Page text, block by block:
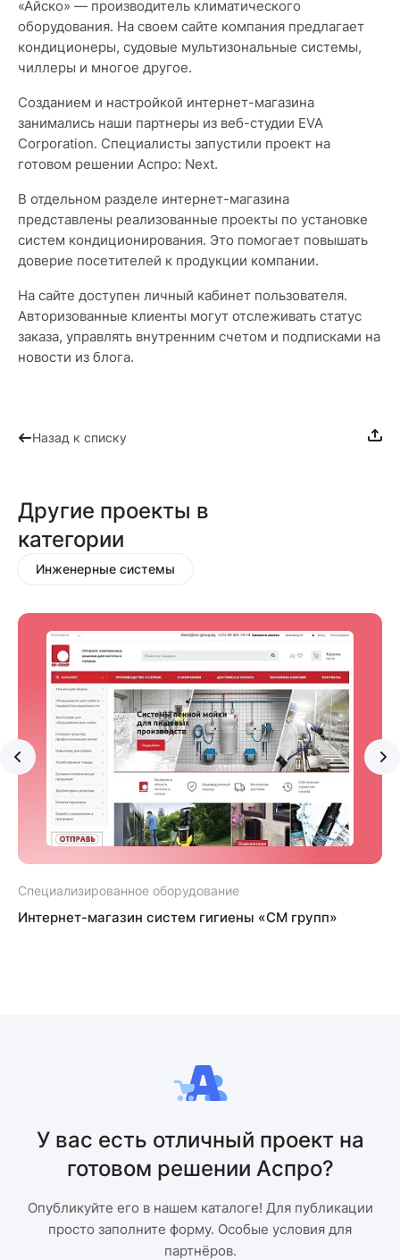
«Айско» — производитель климатического
оборудования. На своем сайте компания предлагает
кондиционеры, судовые мультизональные системы,
чиллеры и многое другое.
Созданием и настройкой интернет-магазина
занимались наши партнеры из веб-студии EVA
Corporation. Специалисты запустили проект на
готовом решении Аспро: Next.
В отдельном разделе интернет-магазина
представлены реализованные проекты по установке
систем кондиционирования. Это помогает повышать
доверие посетителей к продукции компании.
На сайте доступен личный кабинет пользователя.
Авторизованные клиенты могут отслеживать статус
заказа, управлять внутренним счетом и подписками на
новости из блога.
Назад к списку
Другие проекты в
категории
Инженерные системы
Специализированное оборудование
Интернет-магазин систем гигиены «СМ групп»
У вас есть отличный проект на
готовом решении Аспро?
Опубликуйте его в нашем каталоге! Для публикации
просто заполните форму. Особые условия для
партнёров.